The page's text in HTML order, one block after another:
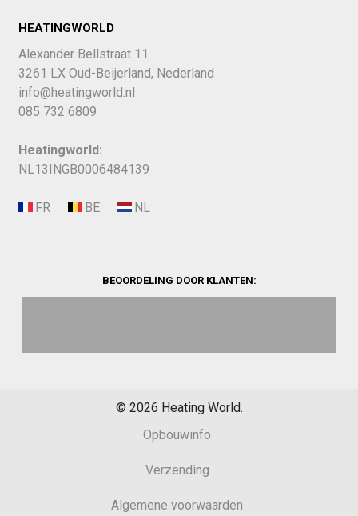
HEATINGWORLD
Alexander Bellstraat 11
3261 LX Oud-Beijerland, Nederland
info@heatingworld.nl
085 732 6809
Heatingworld:
NL13INGB0006484139
BEOORDELING DOOR KLANTEN:
© 2026 Heating World.
Opbouwinfo
Verzending
Algemene voorwaarden